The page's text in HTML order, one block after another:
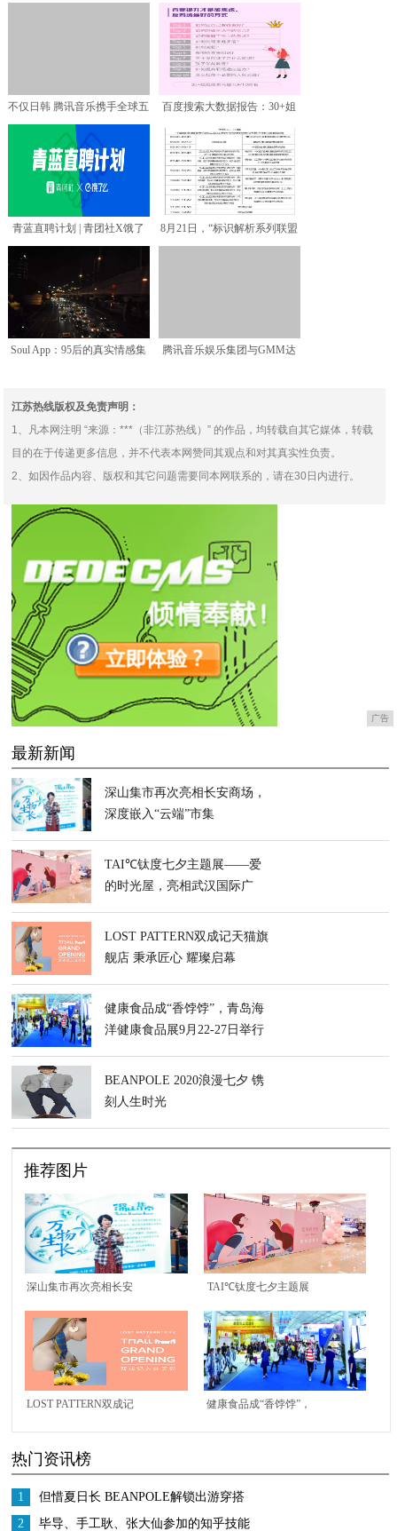
9月3日-5日将齐亮相
不仅日韩 腾讯音乐携手全球五
大顶级厂牌战略合作让
百度搜索大数据报告：30+姐
姐最擅投资生活，美容
青蓝直聘计划 | 青团社X饿了
8月21日，“标识解析系列联盟
Soul App：95后的真实情感集
腾讯音乐娱乐集团与GMM达
江苏热线版权及免责声明：
1、凡本网注明 “来源：***（非江苏热线）” 的作品，均转载自其它媒体，转载
目的在于传递更多信息，并不代表本网赞同其观点和对其真实性负责。
2、如因作品内容、版权和其它问题需要同本网联系的，请在30日内进行。
广告
最新新闻
深山集市再次亮相长安商场，
深度嵌入“云端”市集
TAI℃钛度七夕主题展——爱
的时光屋，亮相武汉国际广
LOST PATTERN双成记天猫旗
舰店 秉承匠心 耀璨启幕
健康食品成“香饽饽”，青岛海
洋健康食品展9月22-27日举行
BEANPOLE 2020浪漫七夕 镌
刻人生时光
推荐图片
深山集市再次亮相长安
商场，深度嵌入“云
端”市集
TAI℃钛度七夕主题展
——爱的时光屋，亮相
武汉国际广场，约不
约？
LOST PATTERN双成记
耀璨启幕
健康食品成“香饽饽”，
热门资讯榜
1
但惜夏日长 BEANPOLE解锁出游穿搭
2
毕导、手工耿、张大仙参加的知乎技能